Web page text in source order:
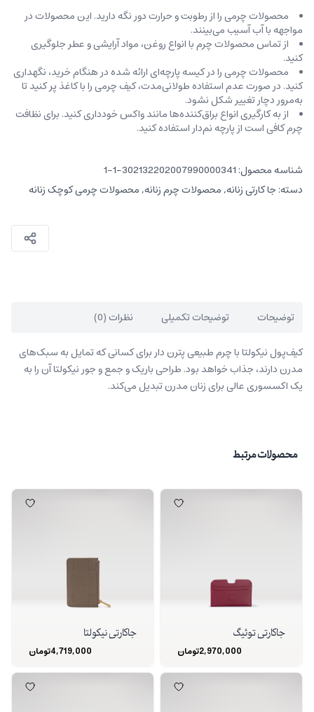
محصولات چرمی را از رطوبت و حرارت دور نگه دارید. این محصولات در
مواجهه با آب آسیب می‌بینند.
از تماس محصولات چرم با انواع روغن‌، مواد آرایشی و عطر جلوگیری
کنید.
محصولات چرمی را در کیسه‌ پارچه‌ای ارائه شده در هنگام خرید، ‌نگهداری
کنید. در صورت عدم استفاده طولانی‌مدت، کیف‌ چرمی را با کاغذ پر کنید تا
به‌مرور دچار تغییر شکل نشود.
از به کارگیری انواع براق‌کننده‌ها مانند واکس خودداری کنید. برای نظافت
چرم کافی است از پارچه‌ نم‌دار استفاده کنید.
شناسه محصول: 302132202007990000341-1-1
دسته: جا کارتی زنانه,محصولات چرم زنانه,محصولات چرمی کوچک زنانه
توضیحات توضیحات تکمیلی نظرات (0)
کیف‌پول نیکولتا با چرم طبیعی پترن دار برای کسانی که تمایل به سبک‌های
مدرن دارند، جذاب خواهد بود. طراحی باریک و جمع و جور نیکولتا آن را به
یک اکسسوری عالی برای زنان مدرن تبدیل می‌کند.
محصولات مرتبط
جاکارتی توئیگ
2,970,000تومان
جاکارتی نیکولتا
4,719,000تومان